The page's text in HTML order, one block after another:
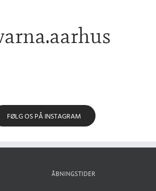
FØLG OS PÅ INSTAGRAM
ÅBNINGSTIDER